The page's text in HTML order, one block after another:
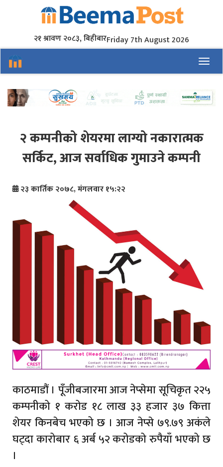
२१ श्रावण २०८३, बिहीबारFriday 7th August 2026
२ कम्पनीको शेयरमा लाग्यो नकारात्मक
सर्किट, आज सर्वाधिक गुमाउने कम्पनी
२३ कार्तिक २०७८, मंगलवार १५:२२
काठमाडौं । पूँजीबजारमा आज नेप्सेमा सूचिकृत २२५
कम्पनीको १ करोड १८ लाख ३३ हजार ३७ कित्ता
शेयर किनबेच भएको छ । आज नेप्से ७९.७९ अकंले
घट्दा कारोबार ६ अर्ब ५२ करोडको रुपैयाँ भएको छ
।